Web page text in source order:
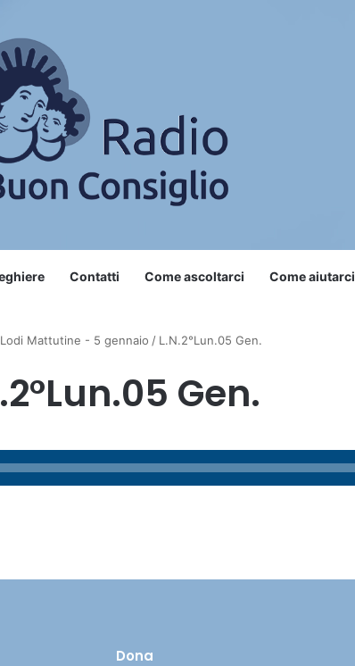
Contatti Come ascoltarci Come aiutarci
Lodi Mattutine - 5 gennaio / L.N.2°Lun.05 Gen.
Gen.
Dona